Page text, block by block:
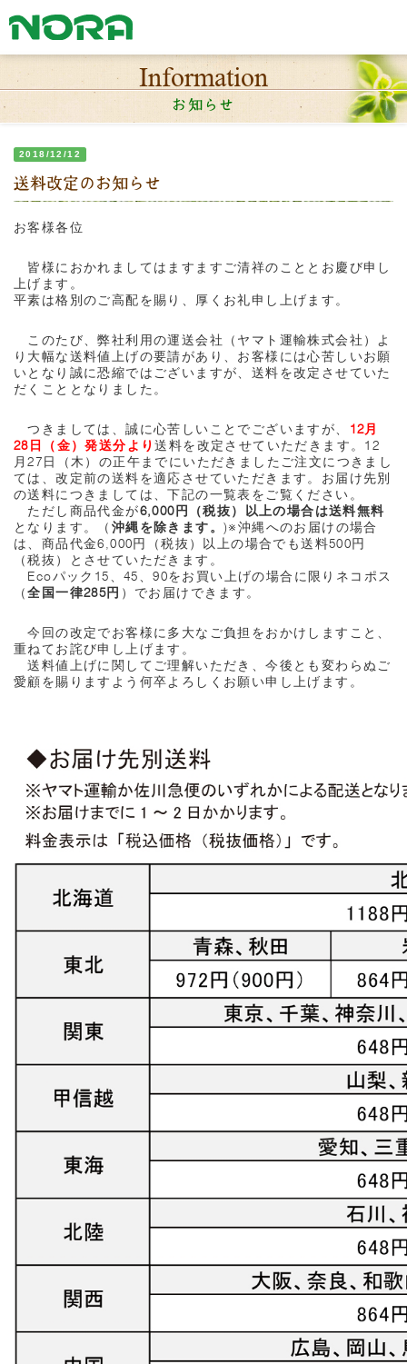
Information
お知らせ
2018/12/12
送料改定のお知らせ
お客様各位
皆様におかれましてはますますご清祥のこととお慶び申し
上げます。
平素は格別のご高配を賜り、厚くお礼申し上げます。
このたび、弊社利用の運送会社（ヤマト運輸株式会社）よ
り大幅な送料値上げの要請があり、お客様には心苦しいお願
いとなり誠に恐縮ではございますが、送料を改定させていた
だくこととなりました。
つきましては、誠に心苦しいことでございますが、 12月
28日（金）発送分より送料を改定させていただきます。12
月27日（木）の正午までにいただきましたご注文につきまし
ては、改定前の送料を適応させていただきます。お届け先別
の送料につきましては、下記の一覧表をご覧ください。
ただし商品代金が6,000円（税抜）以上の場合は送料無料
となります。（ 沖縄を除きます。)※沖縄へのお届けの場合
は、商品代金6,000円（税抜）以上の場合でも送料500円
（税抜）とさせていただきます。
Ecoパック15、45、90をお買い上げの場合に限りネコポス
（全国一律285円 ）でお届けできます。
今回の改定でお客様に多大なご負担をおかけしますこと、
重ねてお詫び申し上げます。
送料値上げに関してご理解いただき、今後とも変わらぬご
愛顧を賜りますよう何卒よろしくお願い申し上げます。